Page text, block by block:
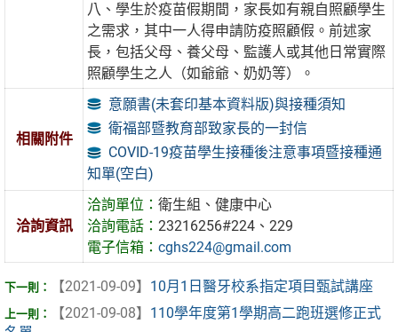
八、學生於疫苗假期間，家長如有親自照顧學生
之需求，其中一人得申請防疫照顧假。前述家
長，包括父母、養父母、監護人或其他日常實際
照顧學生之人（如爺爺、奶奶等）。
相關附件
意願書(未套印基本資料版)與接種須知
衛福部暨教育部致家長的一封信
COVID-19疫苗學生接種後注意事項暨接種通
知單(空白)
洽詢資訊
洽詢單位：衛生組、健康中心
洽詢電話：23216256#224、229
電子信箱：cghs224@gmail.com
【2021-09-09】 10月1日醫牙校系指定項目甄試講座
【2021-09-08】 110學年度第1學期高二跑班選修正式